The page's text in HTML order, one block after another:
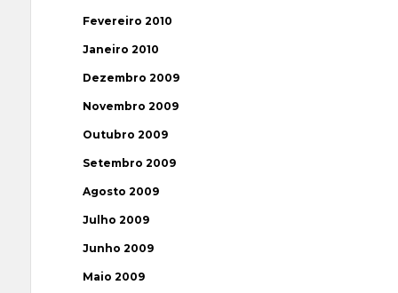
Fevereiro 2010
Janeiro 2010
Dezembro 2009
Novembro 2009
Outubro 2009
Setembro 2009
Agosto 2009
Julho 2009
Junho 2009
Maio 2009